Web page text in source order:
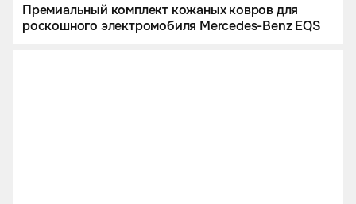
Премиальный комплект кожаных ковров для
роскошного электромобиля Mercedes-Benz EQS